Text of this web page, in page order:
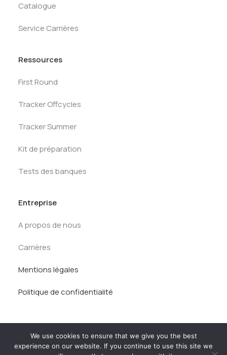
Catalogue
Service Carrières
Ressources
First Round
Tracker Offcycles
Tracker Summer
Kit de préparation
Tests des banques
Entreprise
A propos de nous
Carrières
Mentions légales
Politique de confidentialité
We use cookies to ensure that we give you the best
experience on our website. If you continue to use this site we